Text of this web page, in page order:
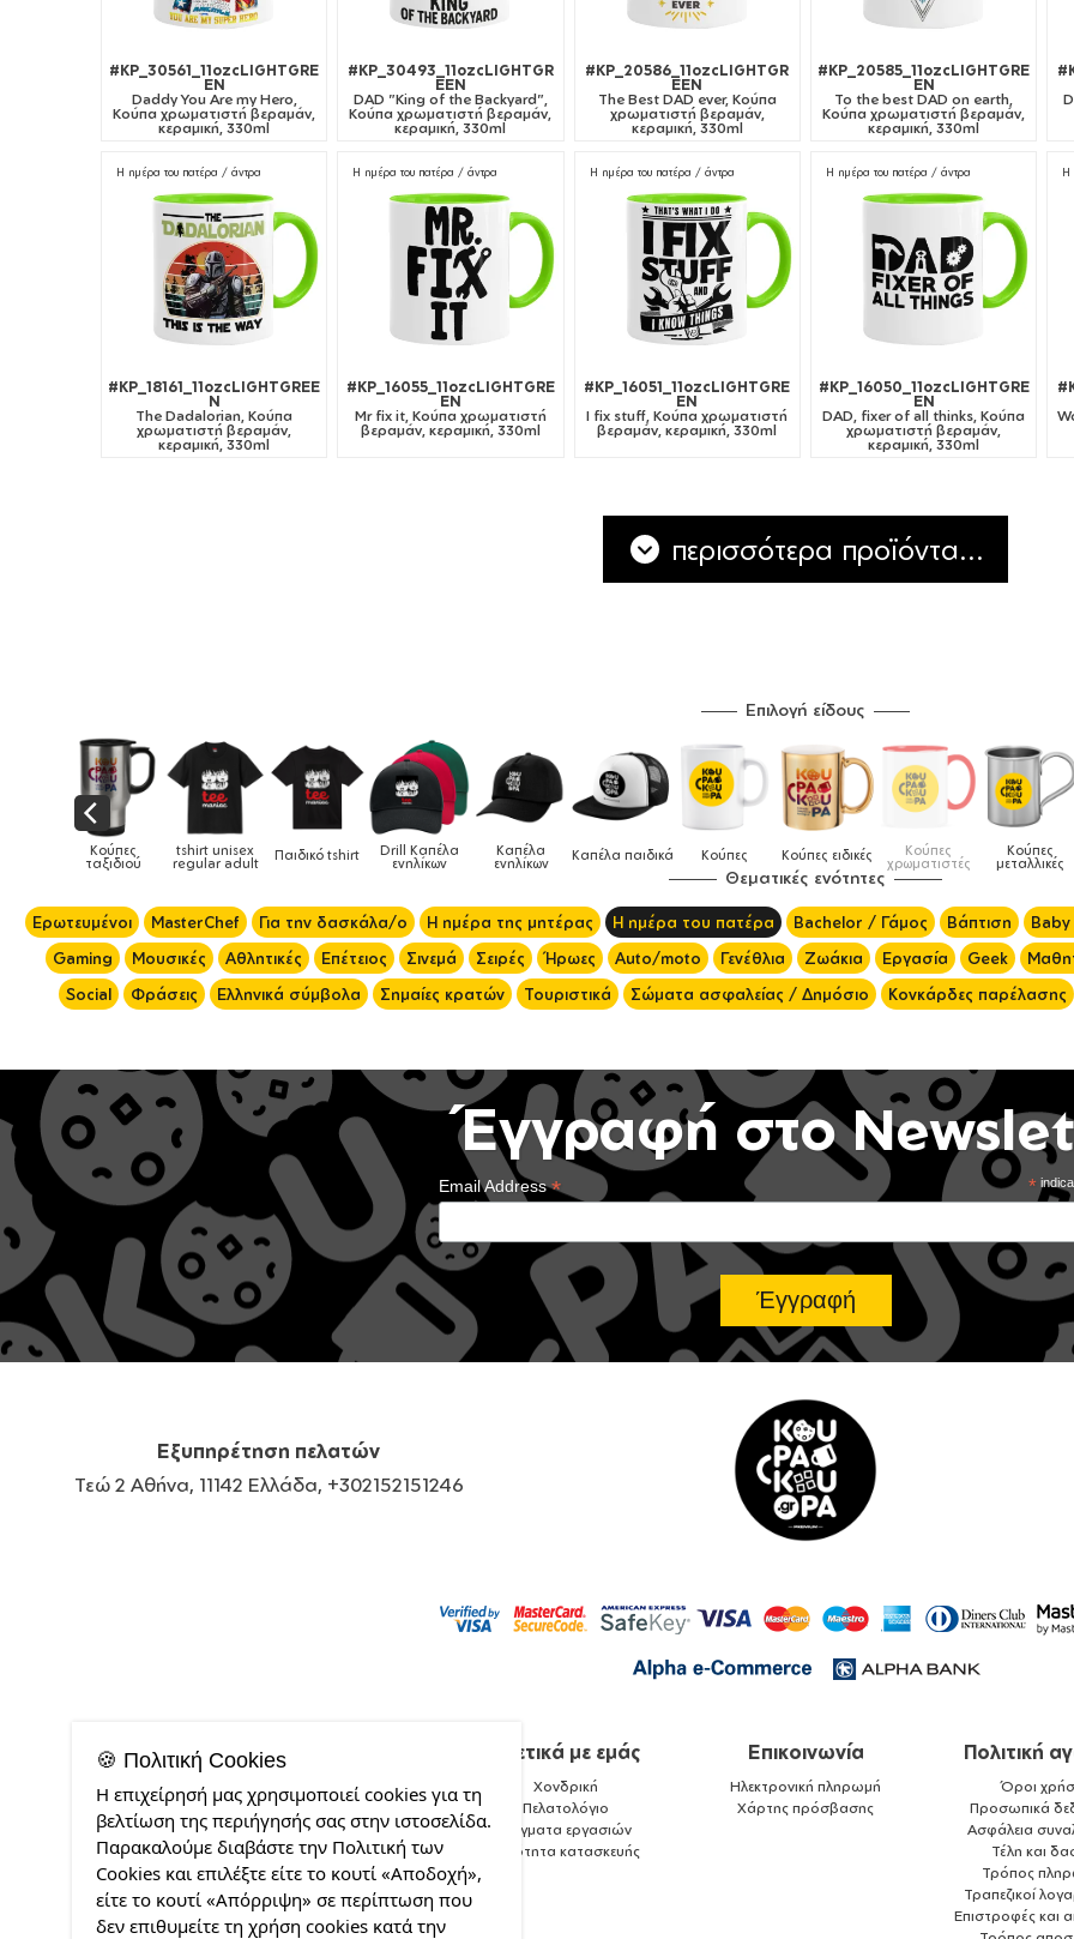
#KP_30561_11ozcLIGHTGRE
EN
Daddy You Are my Hero,
Κούπα χρωματιστή βεραμάν,
κεραμική, 330ml
#KP_30493_11ozcLIGHTGR
EEN
DAD "King of the Backyard",
Κούπα χρωματιστή βεραμάν,
κεραμική, 330ml
#KP_20586_11ozcLIGHTGR
EEN
The Best DAD ever, Κούπα
χρωματιστή βεραμάν,
κεραμική, 330ml
#KP_20585_11ozcLIGHTGRE
EN
To the best DAD on earth,
Κούπα χρωματιστή βεραμάν,
κεραμική, 330ml
Η ημέρα του πατέρα / άντρα
#KP_18161_11ozcLIGHTGREE
N
The Dadalorian, Κούπα
χρωματιστή βεραμάν,
κεραμική, 330ml
Η ημέρα του πατέρα / άντρα
#KP_16055_11ozcLIGHTGRE
EN
Mr fix it, Κούπα χρωματιστή
βεραμάν, κεραμική, 330ml
Η ημέρα του πατέρα / άντρα
#KP_16051_11ozcLIGHTGRE
EN
I fix stuff, Κούπα χρωματιστή
βεραμάν, κεραμική, 330ml
Η ημέρα του πατέρα / άντρα
#KP_16050_11ozcLIGHTGRE
EN
DAD, fixer of all thinks, Κούπα
χρωματιστή βεραμάν,
κεραμική, 330ml
Η
περισσότερα προϊόντα...
Επιλογή είδους
Drill Καπέλα
ενηλίκων
Καπέλα
ενηλίκων Καπέλα παιδικά Κούπες Κούπες ειδικές Κούπες
χρωματιστές
Κούπες
μεταλλικές
Δοχεία
φαγητού Τσάντες Ποδιές
μαγειρικής
Θεματικές ενότητες
Ερωτευμένοι MasterChef Για την δασκάλα/ο Η ημέρα της μητέρας Η ημέρα του πατέρα Bachelor / Γάμος Βάπτιση
Gaming
Μουσικές Αθλητικές Επέτειος Σινεμά Σειρές Ήρωες Auto/moto Γενέθλια Ζωάκια Εργασία Geek
Social
Φράσεις Ελληνικά σύμβολα Σημαίες κρατών Τουριστικά Σώματα ασφαλείας / Δημόσιο Κονκάρδες παρέλασης
Έγγραφή στο
*
Email Address*
Εξυπηρέτηση πελατών
Τεώ 2 Αθήνα, 11142 Ελλάδα, +302152151246
Σχετικά με εμάς
Χονδρική
Πελατολόγιο
Δείγματα εργασιών
Ποιότητα κατασκευής
Επικοινωνία
Ηλεκτρονική πληρωμή
Χάρτης πρόσβασης
Πολιτική
Όροι
Προσωπικά
Ασφάλεια
Τέλη και
Τρόπος
Τραπεζικοί
Επιστροφές και
🍪 Πολιτική Cookies
Η επιχείρησή μας χρησιμοποιεί cookies για τη
βελτίωση της περιήγησής σας στην ιστοσελίδα.
Παρακαλούμε διαβάστε την Πολιτική των
Cookies και επιλέξτε είτε το κουτί «Αποδοχή»,
είτε το κουτί «Απόρριψη» σε περίπτωση που
δεν επιθυμείτε τη χρήση cookies κατά την